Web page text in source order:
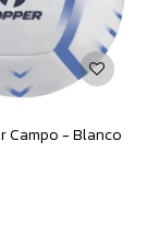
Campo - Blanco